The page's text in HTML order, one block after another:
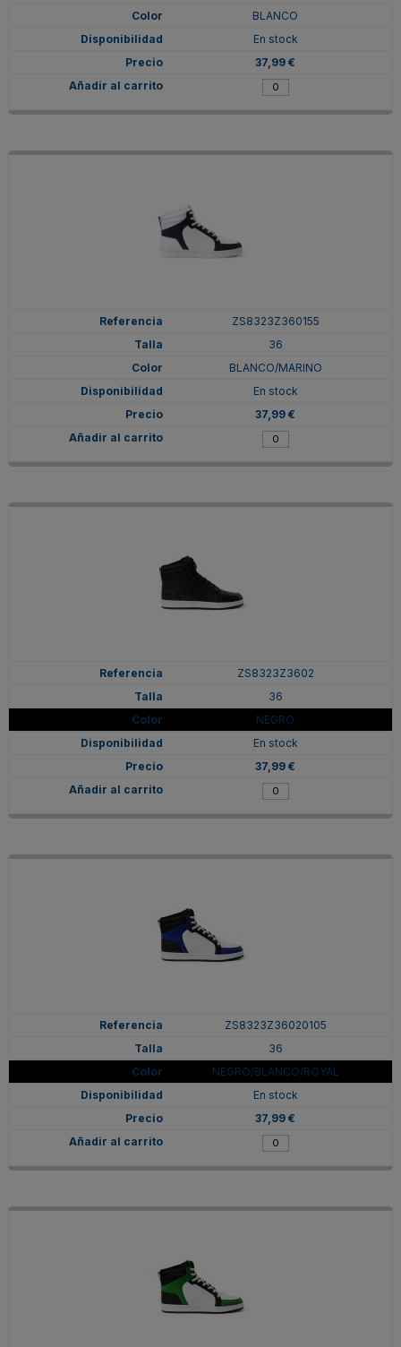
BLANCO
En stock
37,99 €
ZS8323Z360155
36
BLANCO/MARINO
En stock
37,99 €
ZS8323Z3602
36
NEGRO
En stock
37,99 €
ZS8323Z36020105
36
NEGRO/BLANCO/ROYAL
En stock
37,99 €